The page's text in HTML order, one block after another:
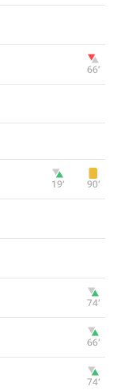
66‎’‎
19‎’‎ 90‎’‎
74‎’‎
66‎’‎
74‎’‎